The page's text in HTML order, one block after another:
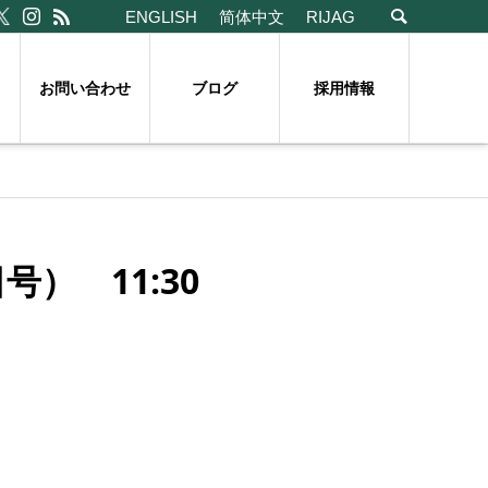
ENGLISH 简体中文 RIJAG
お問い合わせ ブログ 採用情報
号） 11:30